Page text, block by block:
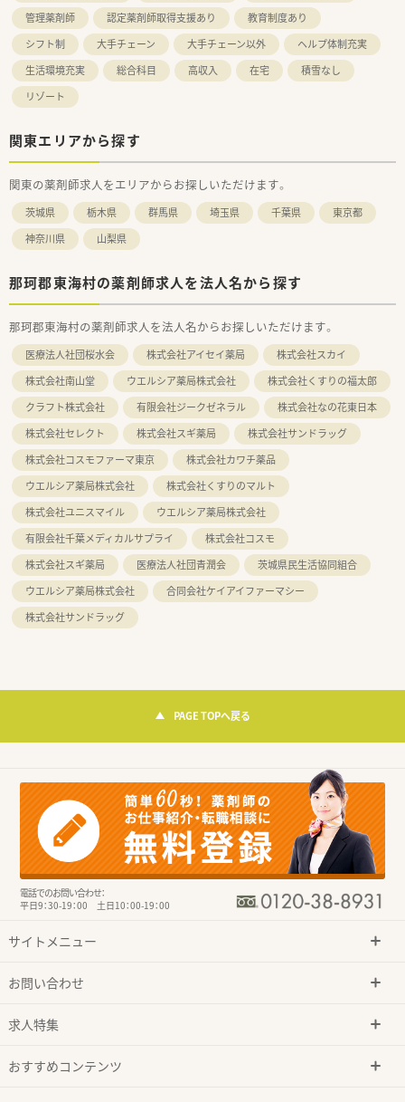
管理薬剤師
認定薬剤師取得支援あり
教育制度あり
シフト制
大手チェーン 大手チェーン以外
ヘルプ体制充実
生活環境充実
総合科目 高収入 在宅
積雪なし
リゾート
関東エリアから探す
関東の薬剤師求人をエリアからお探しいただけます。
茨城県 栃木県 群馬県 埼玉県 千葉県
東京都
神奈川県
山梨県
那珂郡東海村の薬剤師求人を法人名から探す
那珂郡東海村の薬剤師求人を法人名からお探しいただけます。
医療法人社団桜水会 株式会社アイセイ薬局
株式会社スカイ
株式会社南山堂
ウエルシア薬局株式会社
株式会社くすりの福太郎
クラフト株式会社
有限会社ジークゼネラル
株式会社なの花東日本
株式会社セレクト
株式会社スギ薬局
株式会社サンドラッグ
株式会社コスモファーマ東京
株式会社カワチ薬品
ウエルシア薬局株式会社
株式会社くすりのマルト
株式会社ユニスマイル
ウエルシア薬局株式会社
有限会社千葉メディカルサプライ
株式会社コスモ
株式会社スギ薬局
医療法人社団青潤会
茨城県民生活協同組合
ウエルシア薬局株式会社
合同会社ケイアイファーマシー
株式会社サンドラッグ
PAGE TOPへ戻る
電話でのお問い合わせ：
平日9：30-19：00 土日10：00-19：00
サイトメニュー
お問い合わせ
求人特集
おすすめコンテンツ